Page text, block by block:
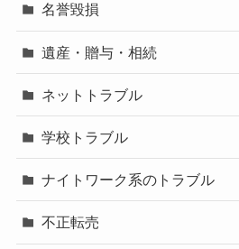
名誉毀損
遺産・贈与・相続
ネットトラブル
学校トラブル
ナイトワーク系のトラブル
不正転売